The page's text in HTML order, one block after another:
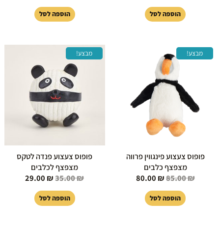
הוספה לסל הוספה לסל
מבצע!
פופוס צעצוע פינגווין פרווה
מצפצף כלבים
85.00₪
המקורי
היה:
85.00 ₪.
80.00 ₪
הוספה לסל
מבצע!
פופוס צעצוע פנדה לטקס
מצפצף לכלבים
35.00₪
היה:
35.00 ₪.
29.00 ₪
הוספה לסל